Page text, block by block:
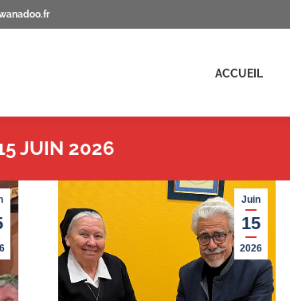
ACCUEIL
JUIN 2026
Juin
15
2026
ACCUEIL PRÉSENTATION NOTRE ACTION